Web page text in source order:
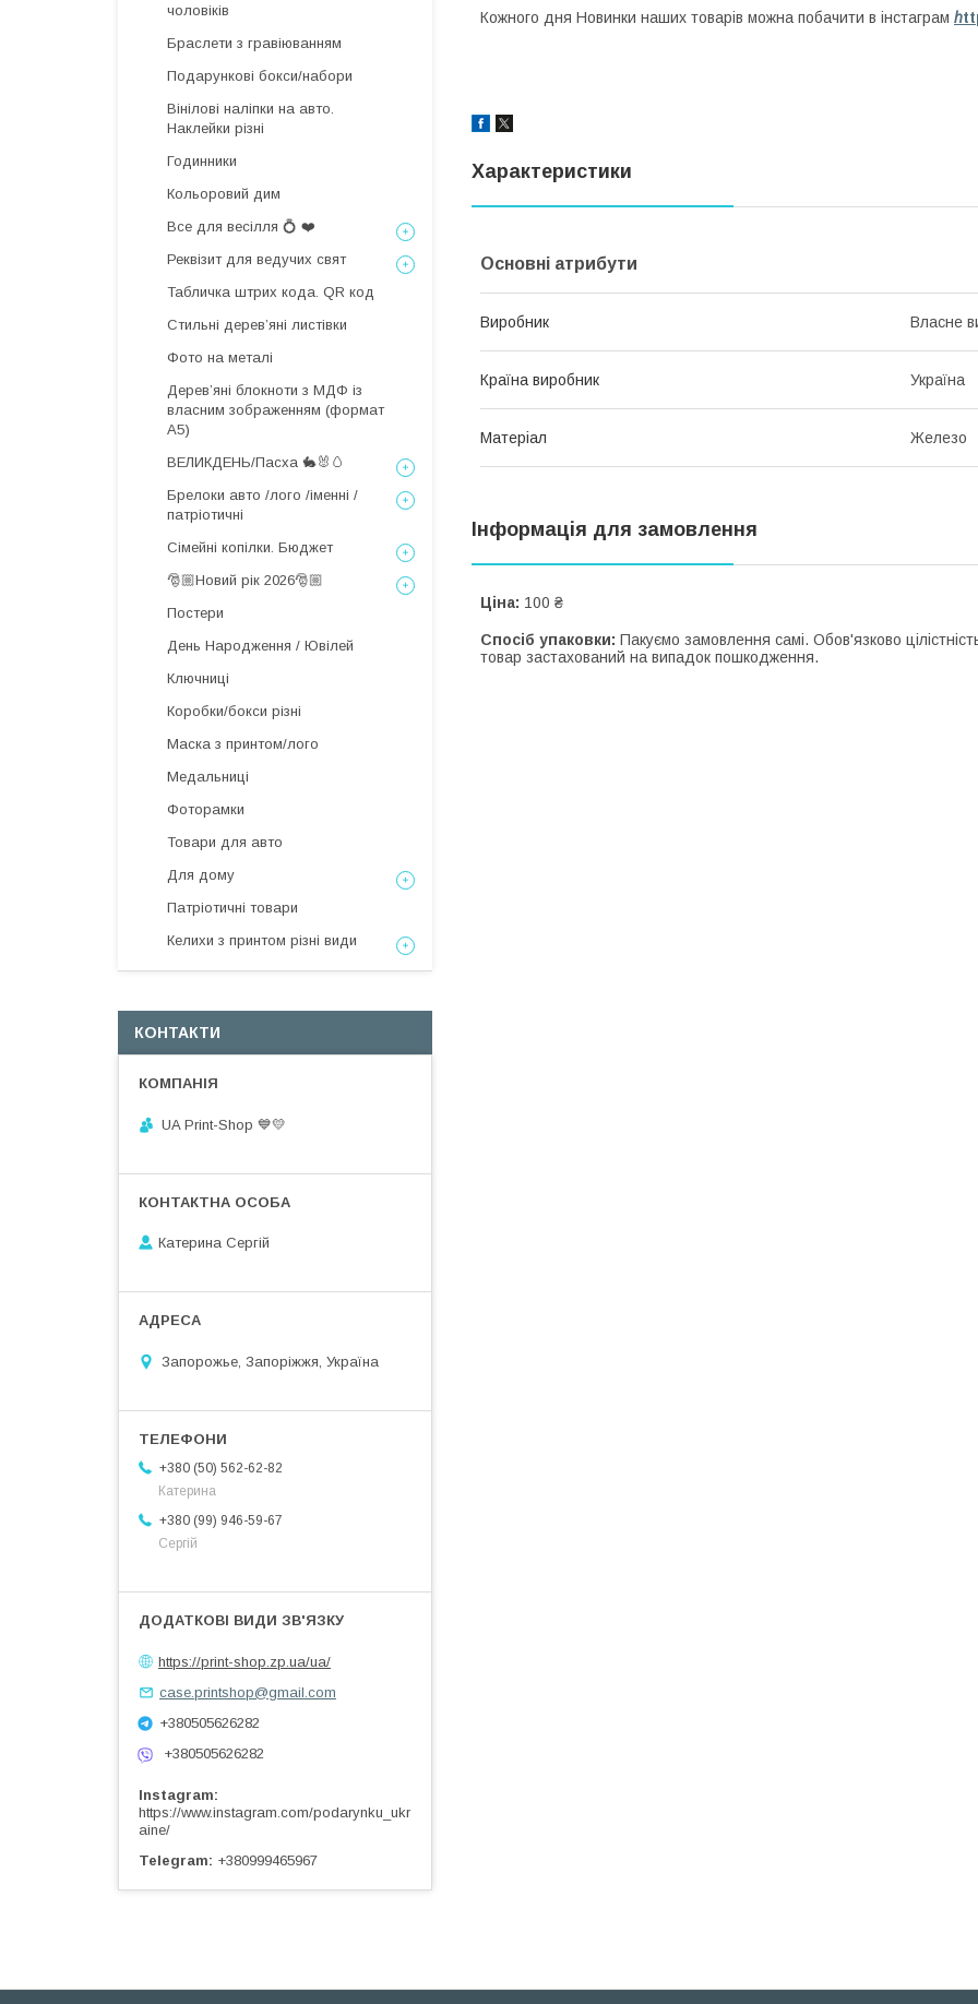
Кожного дня Новинки наших товарів можна побачити в інстаграм h
Характеристики
Основні атрибути
Виробник Власне
Країна виробник Україна
Матеріал Железо
Інформація для замовлення
Ціна: 100 ₴
Спосіб упаковки: Пакуємо замовлення самі. Обов'язково
товар застахований на випадок пошкодження.
чоловіків
Браслети з гравіюванням
Подарункові бокси/набори
Вінілові наліпки на авто.
Наклейки різні
Годинники
Кольоровий дим
Все для весілля 💍 ❤️
Реквізит для ведучих свят
Табличка штрих кода. QR код
Стильні деревʼяні листівки
Фото на металі
Дерев’яні блокноти з МДФ із
власним зображенням (формат
А5)
ВЕЛИКДЕНЬ/Пасха 🐇🐰🥚
Брелоки авто /лого /іменні /
патріотичні
Сімейні копілки. Бюджет
🎅🏼Новий рік 2026🎅🏼
Постери
День Народження / Ювілей
Ключниці
Коробки/бокси різні
Маска з принтом/лого
Медальниці
Фоторамки
Товари для авто
Для дому
Патріотичні товари
Келихи з принтом різні види
КОНТАКТИ
UA Print-Shop ​💙💛
Катерина Сергій
Запорожье, Запоріжжя, Україна
+380 (50) 562-62-82
Катерина
+380 (99) 946-59-67
Сергій
https://print-shop.zp.ua/ua/
case.printshop@gmail.com
+380505626282
+380505626282
Instagram
https://www.instagram.com/podarynku_ukr
aine/
Telegram
+380999465967